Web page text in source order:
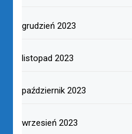
grudzień 2023
listopad 2023
październik 2023
wrzesień 2023